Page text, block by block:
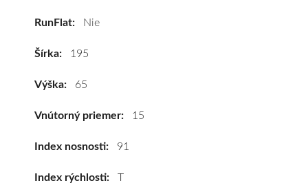
pneumatiky
na
RunFlat: Nie
Šírka: 195
Výška: 65
Vnútorný priemer: 15
Index nosnosti: 91
Index rýchlosti: T